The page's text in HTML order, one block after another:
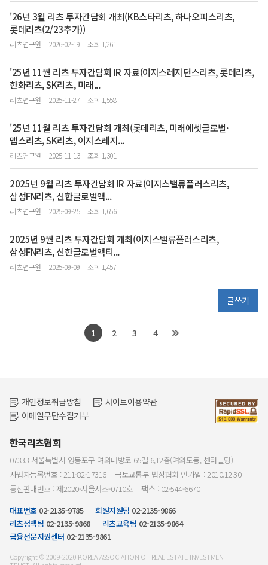
'26년 3월 리츠 투자간담회 개최(KB스타리츠, 하나오피스리츠,
롯데리츠(2/23추가))
리츠연구원 2026-02-19 조회 1,261
'25년 11월 리츠 투자간담회 IR 자료(이지스레지던스리츠, 롯데리츠,
한화리츠, SK리츠, 미래...
리츠연구원 2025-11-27 조회 1,558
'25년 11월 리츠 투자간담회 개최(롯데리츠, 미래에셋글로벌·
맵스리츠, SK리츠, 이지스레지...
리츠연구원 2025-11-13 조회 1,301
2025년 9월 리츠 투자간담회 IR 자료(이지스밸류플러스리츠,
삼성FN리츠, 신한글로벌액...
리츠연구원 2025-09-25 조회 1,656
2025년 9월 리츠 투자간담회 개최(이지스밸류플러스리츠,
삼성FN리츠, 신한글로벌액티...
리츠연구원 2025-09-09 조회 1,457
글쓰기
1 2 3 4
개인정보취급방침
사이트이용약관
이메일무단수집거부
한국리츠협회
07333 서울특별시 영등포구 여의대방로 65길 6,12층(여의도동, 센터빌딩)
사업자등록번호 : 211-82-17316
국토교통부 법정협회 인가일 : 2010.12.30
통신판매번호 : 제2020-서울서초-0710호
팩스 : 02-544-6670
대표번호 02-2135-9785 회원지원팀 02-2135-9866
리츠정책팀 02-2135-9868 리츠교육팀 02-2135-9864
금융전문지원센터 02-2135-9861
Copyright © 2009-2020 KOREA ASSOCIATION OF REAL ESTATE INVESTMENT